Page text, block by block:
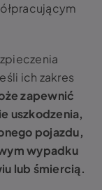
ich zakres
zapewnić
uszkodzenia,
pojazdu,
wypadku
lub śmiercią.